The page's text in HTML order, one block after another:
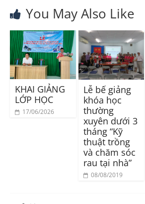
You May Also Like
KHAI GIẢNG
LỚP HỌC
17/06/2026
Lễ bế giảng
khóa học
thường
xuyên dưới 3
tháng “Kỹ
thuật trồng
và chăm sóc
rau tại nhà”
08/08/2019